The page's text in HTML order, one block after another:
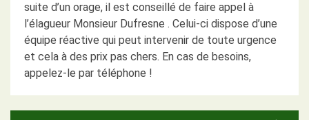
suite d’un orage, il est conseillé de faire appel à
l’élagueur Monsieur Dufresne . Celui-ci dispose d’une
équipe réactive qui peut intervenir de toute urgence
et cela à des prix pas chers. En cas de besoins,
appelez-le par téléphone !